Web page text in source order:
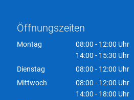
Öffnungszeiten
Montag 08:00 - 12:00 Uhr
Von 08:00 bis
14:00 - 15:30 Uhr
Von 14:00 bis
Dienstag 08:00 - 12:00 Uhr
Von 08:00 bis
Mittwoch 08:00 - 12:00 Uhr
Von 08:00 bis
14:00 - 18:00 Uhr